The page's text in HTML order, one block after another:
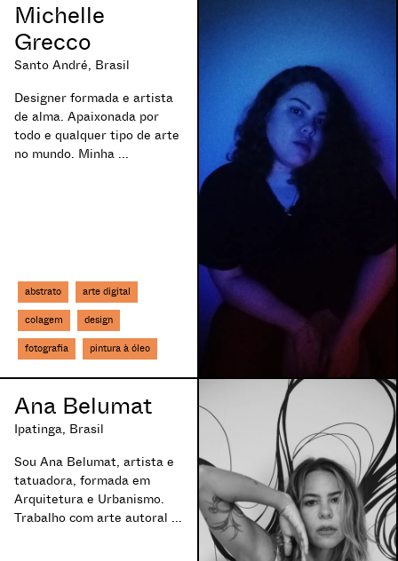
Michelle
Grecco
Santo André, Brasil
Designer formada e artista
de alma. Apaixonada por
todo e qualquer tipo de arte
no mundo. Minha ...
abstrato arte digital
colagem design
fotografia pintura à óleo
Ana Belumat
Ipatinga, Brasil
Sou Ana Belumat, artista e
tatuadora, formada em
Arquitetura e Urbanismo.
Trabalho com arte autoral ...